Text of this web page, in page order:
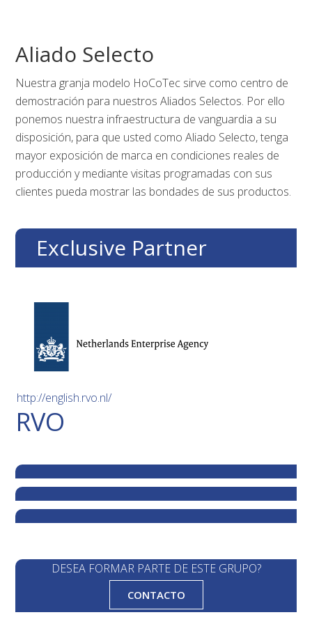
primary
navigation
main
content
footer
Aliado Selecto
Nuestra granja modelo HoCoTec sirve como centro de
demostración para nuestros Aliados Selectos. Por ello
ponemos nuestra infraestructura de vanguardia a su
disposición, para que usted como Aliado Selecto, tenga
mayor exposición de marca en condiciones reales de
producción y mediante visitas programadas con sus
clientes pueda mostrar las bondades de sus productos.
Exclusive Partner
http://english.rvo.nl/
RVO
DESEA FORMAR PARTE DE ESTE GRUPO?
CONTACTO